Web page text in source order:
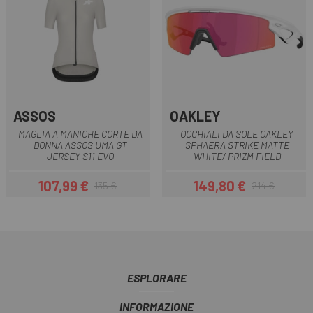
ASSOS
MAGLIA A MANICHE CORTE DA
DONNA ASSOS UMA GT
JERSEY S11 EVO
Prezzo
107,99 €Prezzo base
135 €
OAKLEY
OCCHIALI DA SOLE OAKLEY
SPHAERA STRIKE MATTE
WHITE/ PRIZM FIELD
Prezzo
149,80 €Prezzo base
214 €
ESPLORARE
INFORMAZIONE